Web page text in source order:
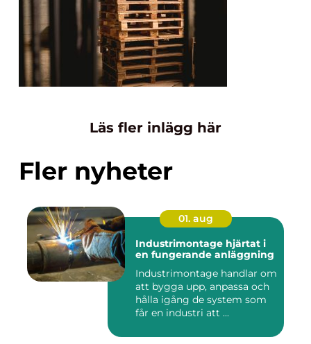
Läs fler inlägg här
Fler nyheter
01. aug
Industrimontage hjärtat i
en fungerande anläggning
Industrimontage handlar om
att bygga upp, anpassa och
hålla igång de system som
får en industri att ...